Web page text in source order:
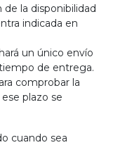
la disponibilidad
indicada en
un único envío
de entrega.
comprobar la
plazo se
cuando sea